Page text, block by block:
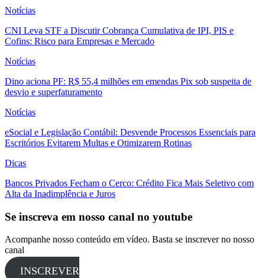
Notícias
CNI Leva STF a Discutir Cobrança Cumulativa de IPI, PIS e
Cofins: Risco para Empresas e Mercado
Notícias
Dino aciona PF: R$ 55,4 milhões em emendas Pix sob suspeita de
desvio e superfaturamento
Notícias
eSocial e Legislação Contábil: Desvende Processos Essenciais para
Escritórios Evitarem Multas e Otimizarem Rotinas
Dicas
Bancos Privados Fecham o Cerco: Crédito Fica Mais Seletivo com
Alta da Inadimplência e Juros
Se inscreva em nosso canal no youtube
Acompanhe nosso conteúdo em vídeo. Basta se inscrever no nosso
canal
INSCREVER